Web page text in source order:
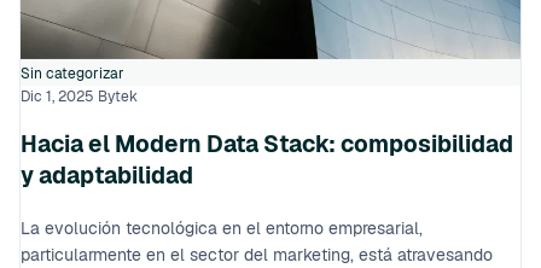
Sin categorizar
Dic 1, 2025 Bytek
Hacia el Modern Data Stack: composibilidad
y adaptabilidad
La evolución tecnológica en el entorno empresarial,
particularmente en el sector del marketing, está atravesando